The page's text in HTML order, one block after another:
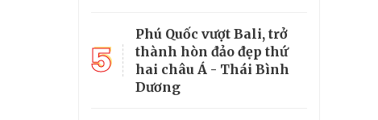
5
Phú Quốc vượt Bali, trở
thành hòn đảo đẹp thứ
hai châu Á - Thái Bình
Dương